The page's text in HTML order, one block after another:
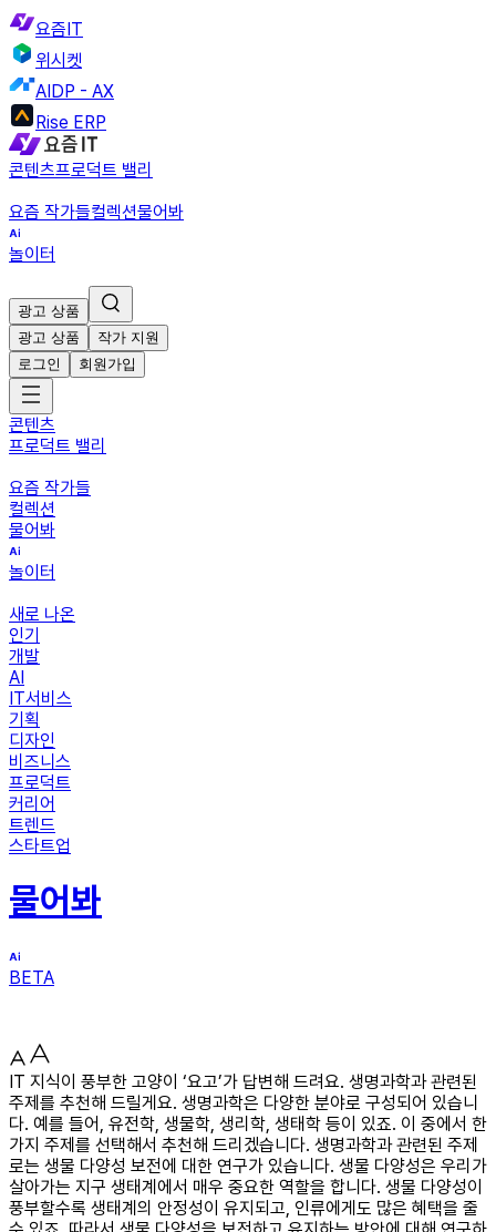
요즘IT
위시켓
AIDP - AX
Rise ERP
콘텐츠프로덕트 밸리
요즘 작가들컬렉션물어봐
놀이터
광고 상품
광고 상품
작가 지원
로그인
회원가입
콘텐츠
프로덕트 밸리
요즘 작가들
컬렉션
물어봐
놀이터
새로 나온
인기
개발
AI
IT서비스
기획
디자인
비즈니스
프로덕트
커리어
트렌드
스타트업
물어봐
BETA
IT 지식이 풍부한 고양이 ‘요고’가 답변해 드려요. 생명과학과 관련된
주제를 추천해 드릴게요. 생명과학은 다양한 분야로 구성되어 있습니
다. 예를 들어, 유전학, 생물학, 생리학, 생태학 등이 있죠. 이 중에서 한
가지 주제를 선택해서 추천해 드리겠습니다. 생명과학과 관련된 주제
로는 생물 다양성 보전에 대한 연구가 있습니다. 생물 다양성은 우리가
살아가는 지구 생태계에서 매우 중요한 역할을 합니다. 생물 다양성이
풍부할수록 생태계의 안정성이 유지되고, 인류에게도 많은 혜택을 줄